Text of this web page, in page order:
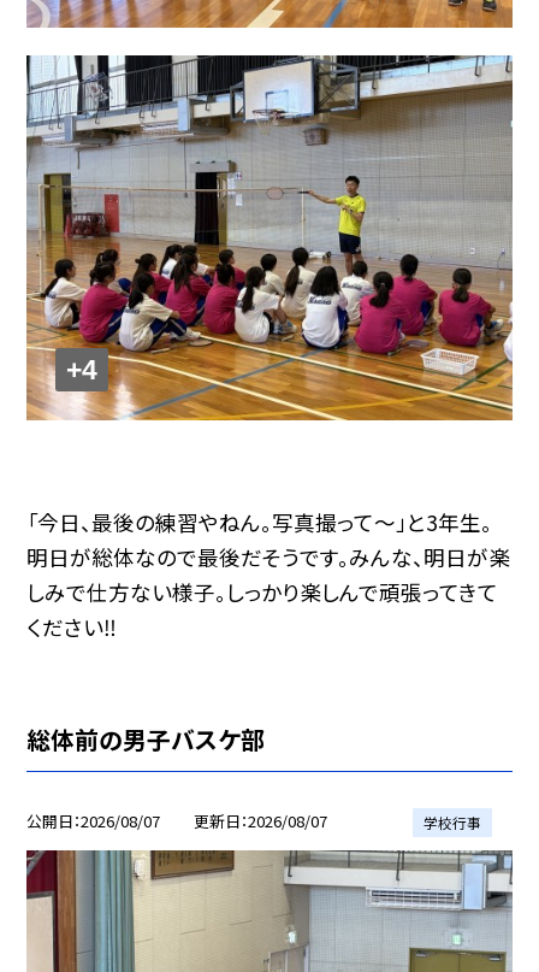
+4
「今日、最後の練習やねん。写真撮って〜」と3年生。
明日が総体なので最後だそうです。みんな、明日が楽
しみで仕方ない様子。しっかり楽しんで頑張ってきて
ください‼️
総体前の男子バスケ部
公開日 2026/08/07 更新日 2026/08/07 学校行事